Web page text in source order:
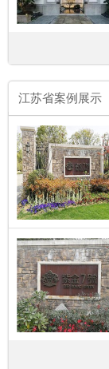
江苏省案例展示